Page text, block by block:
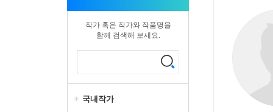
작가 혹은 작가와 작품명을
함께 검색해 보세요.
국내작가